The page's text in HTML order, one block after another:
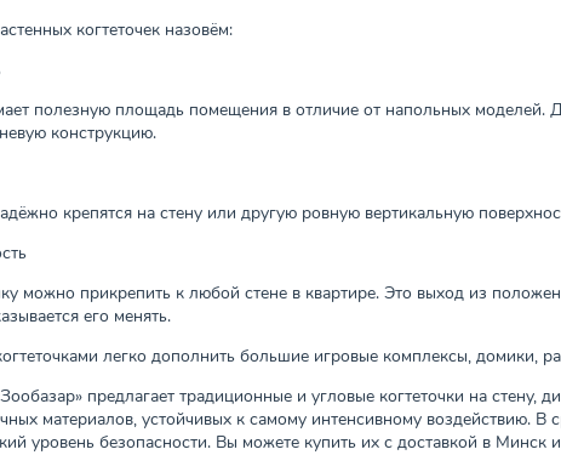
когтеточек назовём:
полезную площадь помещения в отличие от напольных
конструкцию.
крепятся на стену или другую ровную вертикальную
можно прикрепить к любой стене в квартире. Это выход из
его менять.
легко дополнить большие игровые комплексы, домики,
предлагает традиционные и угловые когтеточки на стену,
материалов, устойчивых к самому интенсивному воздействию.
уровень безопасности. Вы можете купить их с доставкой в Минск